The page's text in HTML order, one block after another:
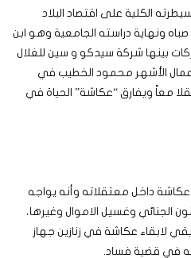
الكلية على اقتصاد البلاد
ونهاية دراسته الجامعية وهو ابن
بينها شركة سيدكو و سين للغلال
الأشهر محمود الخطيب في
معاً ويفارق “عكاشة” الحياة في
عكاشة داخل معتقلاته وأنه يواجه
الجنائي وغسيل الاموال وغيرها،
لابقاء عكاشة في زنازين جهاز
في قضية فساد.